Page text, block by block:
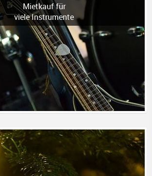
Mietkauf für
viele Instrumente